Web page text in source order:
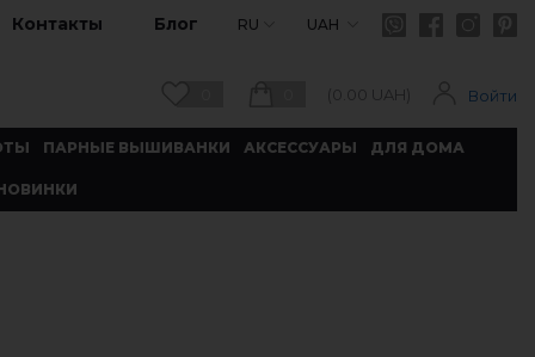
Контакты Блог RU UAH
(0.00 UAH) Войти
ПАРНЫЕ ВЫШИВАНКИ АКСЕССУАРЫ ДЛЯ ДОМА